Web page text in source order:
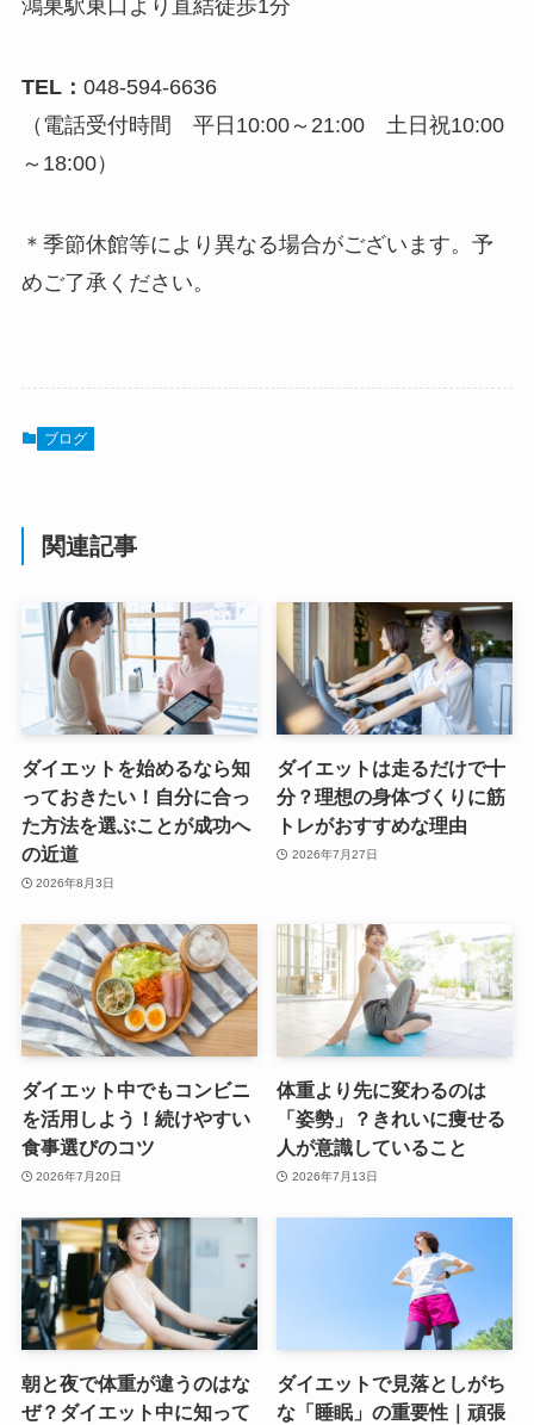
鴻巣駅東口より直結徒歩1分
TEL： 048-594-6636
（電話受付時間 平日10:00～21:00 土日祝10:00
～18:00）
＊季節休館等により異なる場合がございます。予
めご了承ください。
ブログ
関連記事
ダイエットを始めるなら知
っておきたい！自分に合っ
た方法を選ぶことが成功へ
の近道
2026年8月3日
ダイエットは走るだけで十
分？理想の身体づくりに筋
トレがおすすめな理由
2026年7月27日
ダイエット中でもコンビニ
を活用しよう！続けやすい
食事選びのコツ
2026年7月20日
体重より先に変わるのは
「姿勢」？きれいに痩せる
人が意識していること
2026年7月13日
朝と夜で体重が違うのはな
ぜ？ダイエット中に知って
ダイエットで見落としがち
な「睡眠」の重要性｜頑張